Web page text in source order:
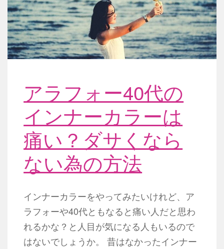
アラフォー40代の
インナーカラーは
痛い？ダサくなら
ない為の方法
インナーカラーをやってみたいけれど、ア
ラフォーや40代ともなると痛い人だと思わ
れるかな？と人目が気になる人もいるので
はないでしょうか。 昔はなかったインナー